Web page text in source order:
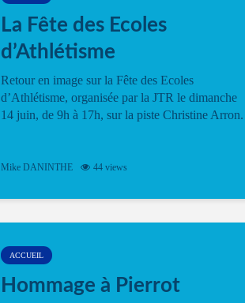
La Fête des Ecoles
d’Athlétisme
Retour en image sur la Fête des Ecoles
d’Athlétisme, organisée par la JTR le dimanche
14 juin, de 9h à 17h, sur la piste Christine Arron.
Mike DANINTHE 44 views
ACCUEIL
Hommage à Pierrot